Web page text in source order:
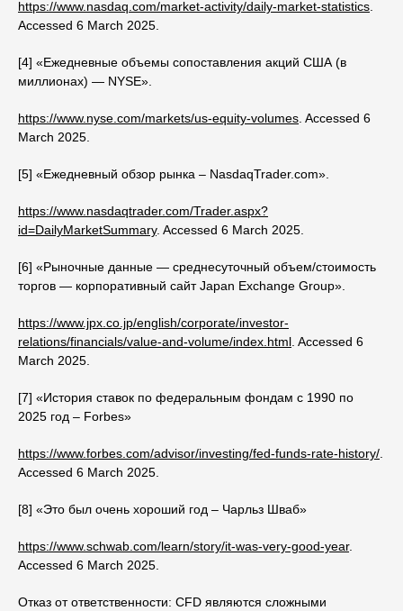
https://www.nasdaq.com/market-activity/daily-market-statistics
Accessed 6 March 2025.
[4] «Ежедневные объемы сопоставления акций США (в
миллионах) — NYSE».
https://www.nyse.com/markets/us-equity-volumes . Accessed 6
March 2025.
[5] «Ежедневный обзор рынка – NasdaqTrader.com».
https://www.nasdaqtrader.com/Trader.aspx?
id=DailyMarketSummary. Accessed 6 March 2025.
[6] «Рыночные данные — среднесуточный объем/стоимость
торгов — корпоративный сайт Japan Exchange Group».
https://www.jpx.co.jp/english/corporate/investor-
relations/financials/value-and-volume/index.html . Accessed 6
March 2025.
[7] «История ставок по федеральным фондам с 1990 по
2025 год – Forbes»
https://www.forbes.com/advisor/investing/fed-funds-rate-history/
Accessed 6 March 2025.
[8] «Это был очень хороший год – Чарльз Шваб»
https://www.schwab.com/learn/story/it-was-very-good-year.
Accessed 6 March 2025.
Отказ от ответственности: CFD являются сложными